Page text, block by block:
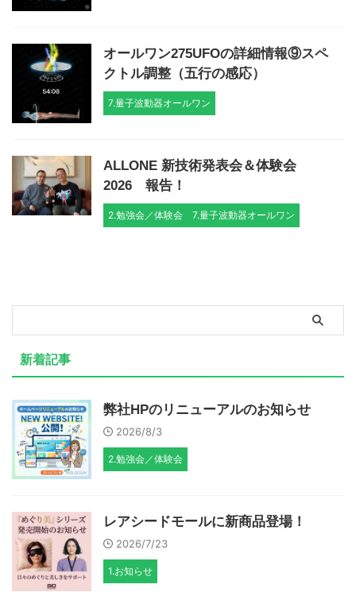
オールワン275UFOの詳細情報⑨スペ
クトル調整（五行の感応）
7.量子波動器オールワン
ALLONE 新技術発表会＆体験会
2026 報告！
2.勉強会／体験会 7.量子波動器オールワン
新着記事
弊社HPのリニューアルのお知らせ
2026/8/3
2.勉強会／体験会
レアシードモールに新商品登場！
2026/7/23
1.お知らせ